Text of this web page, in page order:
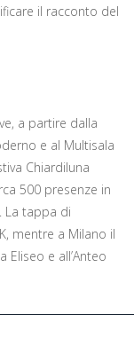
il racconto del
a partire dalla
e al Multisala
Chiardiluna
500 presenze in
La tappa di
mentre a Milano il
e all’Anteo